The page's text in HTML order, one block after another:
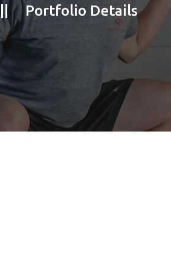
Portfolio Details